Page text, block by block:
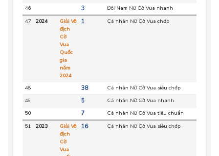
46 3 Đôi Nam Nữ Cờ Vua nhanh
47
2024
Giải Vô
địch
Cờ
Vua
Quốc
gia
năm
2024
1 Cá nhân Nữ Cờ Vua chớp
48 38 Cá nhân Nữ Cờ Vua siêu chớp
49
5 Cá nhân Nữ Cờ Vua nhanh
50
7 Cá nhân Nữ Cờ Vua tiêu chuẩn
51
2023
Giải Vô
địch
Cờ
Vua
16 Cá nhân Nữ Cờ Vua siêu chớp